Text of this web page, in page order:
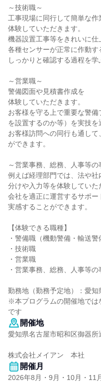
～技術職～
工事現場に同行して簡単な作
体験していただきます。
機器設置工事等をきれいに仕
各種センサーが正常に作動す
しっかりと確認する過程を学
～営業職～
警備図面や見積書作成を
体験していただきます。
お客様を守る上で重要な警
を設置するのか等）を実技を
お客様訪問への同行も通し
ができます。
～営業事務、総務、人事等の
例えば経理部門では、法や
分けや入力等を体験していた
会社を適正に運営するサポ
実感することができます。
【体験できる職種】
・警備職（機動警備・輸送警
・技術職
・営業職
・営業事務、総務、人事等の
勤務地（勤務予定地）：愛知
※本プログラムの開催地では
です
開催地
愛知県名古屋市昭和区御器所
株式会社メイアン 本社
開催月
2026年8月・9月・10月・11